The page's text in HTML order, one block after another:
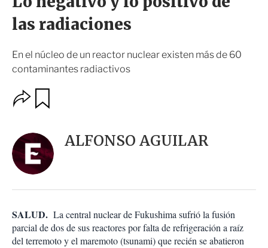
las radiaciones
En el núcleo de un reactor nuclear existen más de 60
contaminantes radiactivos
O
p
n
e
s
o
m
p
a
r
ALFONSO AGUILAR
SALUD. La central nuclear de Fukushima sufrió la fusión
parcial de dos de sus reactores por falta de refrigeración a raíz
del terremoto y el maremoto (tsunami) que recién se abatieron